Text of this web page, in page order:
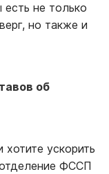
не только
но также и
об
ускорить
ФССП